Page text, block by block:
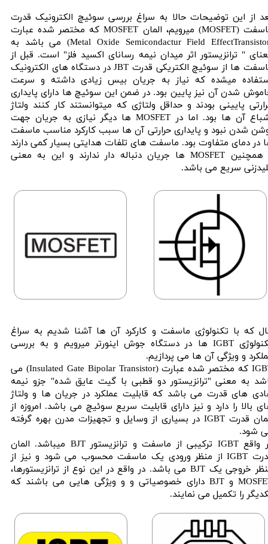
از این توضیحات حالا به سراغ بررسی سوئیچ الکترونیک قدرت
ماسفت (MOSFET) میرویم، المان MOSFET که مختصر شده عبارت
(Metal Oxide Semicondactur Field EffectTransistor) می باشد به
" ترانزیستور اثر میدان نیمه رسانای اکسید فلز" است. قبل از
ماسفت ها از سوئیچ الکتریکی قدرت JBT در دستگاه های الکترونیک
میشده که نیاز به جریان بیس زیادی داشته و سرعت
شدن آن نیز پایین بود. در ضمن این سوئیچ ها دارای پایداری
پایینی بودند و حداقل ولتاژی که میتوانستند کار کنند ولتاژ
اشباع آن ها بود. اما در MOSFET ها دیگر نیازی به جریان جهت
شدن نبود و پایداری حرارتی آن ها سبب کارکرد مناسب ماسفت
در دمای متفاوت بود. ماسفت های تلفات هدایتی بسیار کمی دارند
و همچنین MOSFET ها جریان دنباله دار ندارند و این به معنی
سریع می باشد.
که با تکنولوژی ماسفت و کارکرد آن ها آشنا شدیم به سراغ
تکنولوژی IGBT ها در دستگاه جوش اینورتر میرویم و به بررسی
و ویژگی آن ها می پردازیم.
IGBT که مختصر شده عبارت (Insulated Gate Bipolar Transistor) می
به معنی "ترانزیستور دو قطبی با گیت عایق شده" جزو نیمه
های قدرت می باشد که قابلیت عملکرد در جریان ها و ولتاژ
بالا را دارد و نیز دارای قابلیت سریع سوئیچ می باشد. امروزه از
المان قدرت IGBT در بسیاری از وسایل و تجهیزات مدرن بهره گرفته
شود.
در واقع IGBT ترکیبی از ماسفت و ترانزیستور BJT میباشد. المان
قدرت IGBT از منظر ورودی یک ماسفت محسوب می شود و نیز از
منظر خروجی یک BJT می باشد. در واقع در این نوع از ترانزیستورها،
MOSFET و BJT دارای خصوصیاتی و و ویژگی هایی می باشند که
را تکمیل می نمایند.